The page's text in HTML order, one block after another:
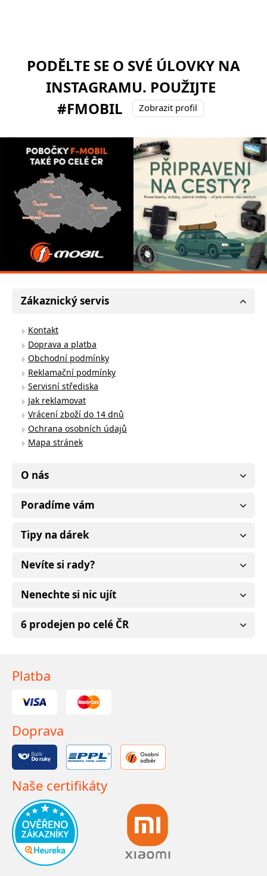
PODĚLTE SE O SVÉ ÚLOVKY NA
INSTAGRAMU. POUŽIJTE
#FMOBIL
Zobrazit profil
Zákaznický servis
Kontakt
Doprava a platba
Obchodní podmínky
Reklamační podmínky
Servisní střediska
Jak reklamovat
Vrácení zboží do 14 dnů
Ochrana osobních údajů
Mapa stránek
O nás
Poradíme vám
Tipy na dárek
Nevíte si rady?
Nenechte si nic ujít
6 prodejen po celé ČR
Platba
Doprava
Naše certifikáty